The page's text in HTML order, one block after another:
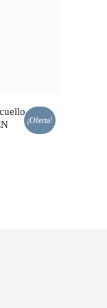
¡Oferta!